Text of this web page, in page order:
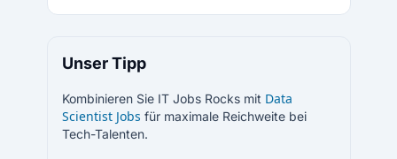
Unser Tipp
Kombinieren Sie IT Jobs Rocks mit Data
Scientist Jobs für maximale Reichweite bei
Tech-Talenten.